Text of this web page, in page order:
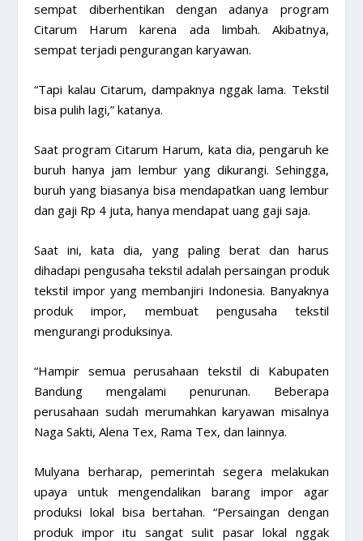
sempat diberhentikan dengan adanya program
Citarum Harum karena ada limbah. Akibatnya,
sempat terjadi pengurangan karyawan.
“Tapi kalau Citarum, dampaknya nggak lama. Tekstil
bisa pulih lagi,” katanya.
Saat program Citarum Harum, kata dia, pengaruh ke
buruh hanya jam lembur yang dikurangi. Sehingga,
buruh yang biasanya bisa mendapatkan uang lembur
dan gaji Rp 4 juta, hanya mendapat uang gaji saja.
Saat ini, kata dia, yang paling berat dan harus
dihadapi pengusaha tekstil adalah persaingan produk
tekstil impor yang membanjiri Indonesia. Banyaknya
produk impor, membuat pengusaha tekstil
mengurangi produksinya.
“Hampir semua perusahaan tekstil di Kabupaten
Bandung mengalami penurunan. Beberapa
perusahaan sudah merumahkan karyawan misalnya
Naga Sakti, Alena Tex, Rama Tex, dan lainnya.
Mulyana berharap, pemerintah segera melakukan
upaya untuk mengendalikan barang impor agar
produksi lokal bisa bertahan. “Persaingan dengan
produk impor itu sangat sulit pasar lokal nggak